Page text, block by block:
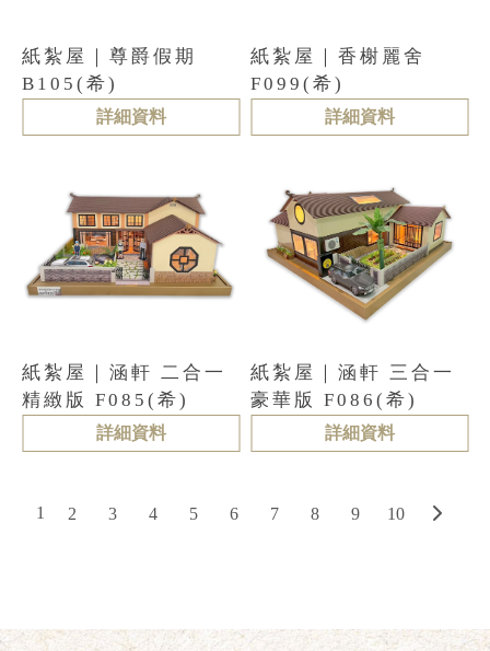
紙紮屋｜尊爵假期
B105(希)
詳細資料
紙紮屋｜香榭麗舍
F099(希)
詳細資料
紙紮屋｜涵軒 二合一
精緻版 F085(希)
詳細資料
紙紮屋｜涵軒 三合一
豪華版 F086(希)
詳細資料
1 2 3 4 5 6 7 8 9 10